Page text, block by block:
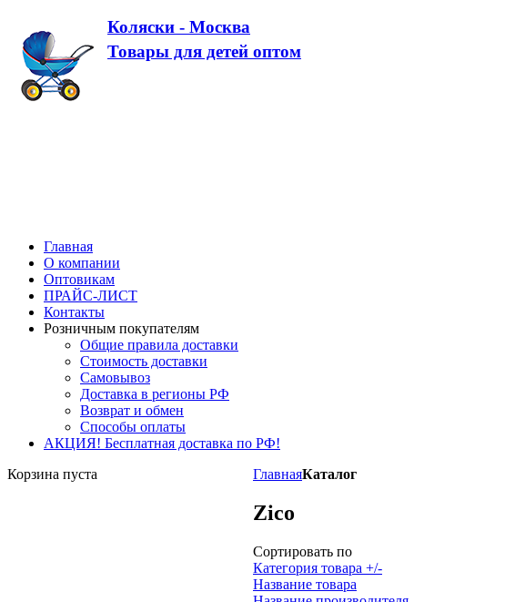
Коляски - Москва
Товары для детей оптом
Главная
О компании
Оптовикам
ПРАЙС-ЛИСТ
Контакты
Розничным покупателям
Общие правила доставки
Стоимость доставки
Самовывоз
Доставка в регионы РФ
Возврат и обмен
Способы оплаты
АКЦИЯ! Бесплатная доставка по РФ!
ГлавнаяКаталог
Zico
Сортировать по
Категория товара +/-
Название товара
Корзина пуста